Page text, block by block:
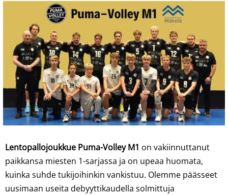
Lentopallojoukkue Puma-Volley M1 on vakiinnuttanut
paikkansa miesten 1-sarjassa ja on upeaa huomata,
kuinka suhde tukijoihinkin vankistuu. Olemme päässeet
uusimaan useita debyyttikaudella solmittuja